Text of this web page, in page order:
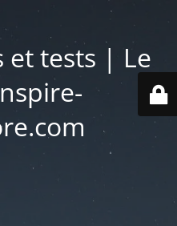
et tests | Le